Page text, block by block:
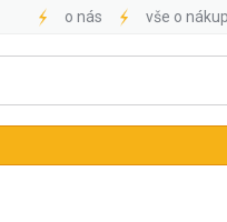
o nás vše o